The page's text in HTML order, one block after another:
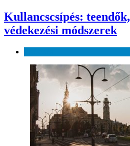
Kullancscsípés:
védekezési módszerek